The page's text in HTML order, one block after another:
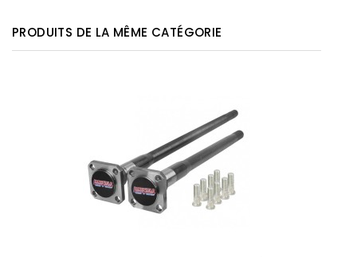
PRODUITS DE LA MÊME CATÉGORIE